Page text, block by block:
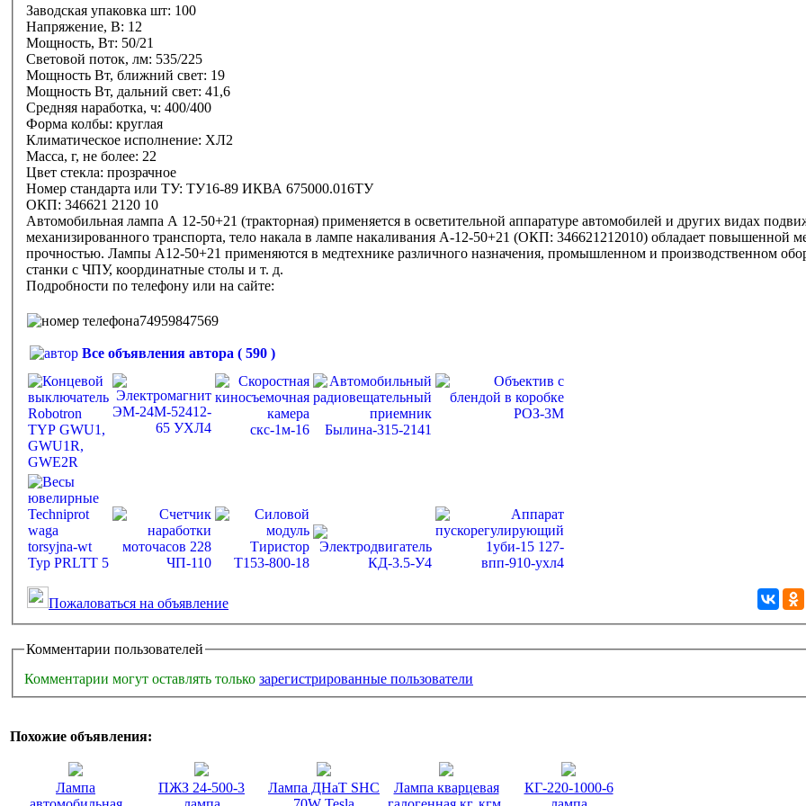
Заводская упаковка шт: 100
Напряжение, В: 12
Мощность, Вт: 50/21
Световой поток, лм: 535/225
Мощность Вт, ближний свет: 19
Мощность Вт, дальний свет: 41,6
Средняя наработка, ч: 400/400
Форма колбы: круглая
Климатическое исполнение: ХЛ2
Масса, г, не более: 22
Цвет стекла: прозрачное
Номер стандарта или ТУ: ТУ16-89 ИКВА 675000.016ТУ
ОКП: 346621 2120 10
Автомобильная лампа А 12-50+21 (тракторная) применяется в осветительной аппаратуре автомобилей и других видах
механизированного транспорта, тело накала в лампе накаливания А-12-50+21 (ОКП: 346621212010) обладает повышенной
прочностью. Лампы А12-50+21 применяются в медтехнике различного назначения, промышленном и производственном
станки с ЧПУ, координатные столы и т. д.
Подробности по телефону или на сайте:
74959847569
Все объявления автора ( 590 )
Пожаловаться на объявление
Комментарии пользователей
Комментарии могут оставлять только зарегистрированные пользователи
Похожие объявления:
Лампа
ПЖЗ 24-500-3
Лампа ДНаТ SHC
Лампа кварцевая
КГ-220-1000-6